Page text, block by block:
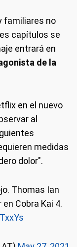
familiares no
capítulos se
entrará en
de la
en el nuevo
al
medidas
dolor".
Thomas Ian
Cobra Kai 4.